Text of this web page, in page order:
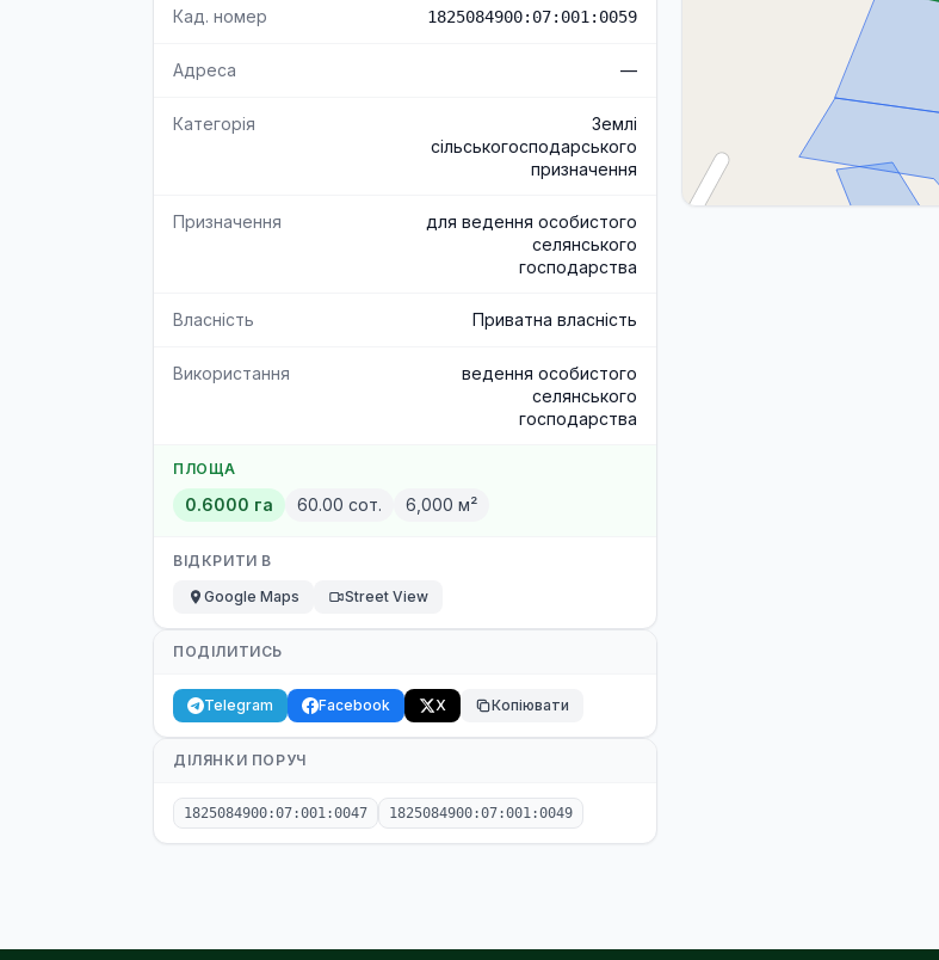
Кад. номер 1825084900:07:001:0059
Адреса —
Категорія
Землі
сільськогосподарського
призначення
Призначення
для ведення особистого
селянського
господарства
Власність Приватна власність
Використання
ведення особистого
селянського
господарства
ПЛОЩА
0.6000 га 60.00 сот. 6,000 м²
ВІДКРИТИ В
Google Maps
Street View
ПОДІЛИТИСЬ
Telegram Facebook X Копіювати
ДІЛЯНКИ ПОРУЧ
1825084900:07:001:0047 1825084900:07:001:0049